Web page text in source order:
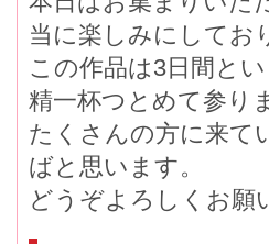
当に楽しみにしてお
この作品は3日間と
精一杯つとめて参り
たくさんの方に来て
ばと思います。
どうぞよろしくお願